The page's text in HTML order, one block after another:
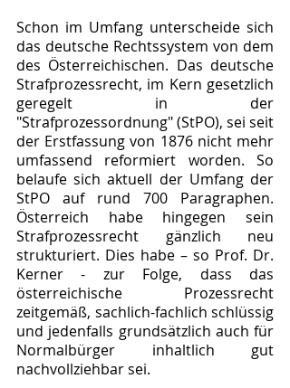
Schon im Umfang unterscheide sich
das deutsche Rechtssystem von dem
des Österreichischen. Das deutsche
Strafprozessrecht, im Kern gesetzlich
geregelt in der
"Strafprozessordnung" (StPO), sei seit
der Erstfassung von 1876 nicht mehr
umfassend reformiert worden. So
belaufe sich aktuell der Umfang der
StPO auf rund 700 Paragraphen.
Österreich habe hingegen sein
Strafprozessrecht gänzlich neu
strukturiert. Dies habe – so Prof. Dr.
Kerner - zur Folge, dass das
österreichische Prozessrecht
zeitgemäß, sachlich-fachlich schlüssig
und jedenfalls grundsätzlich auch für
Normalbürger inhaltlich gut
nachvollziehbar sei.